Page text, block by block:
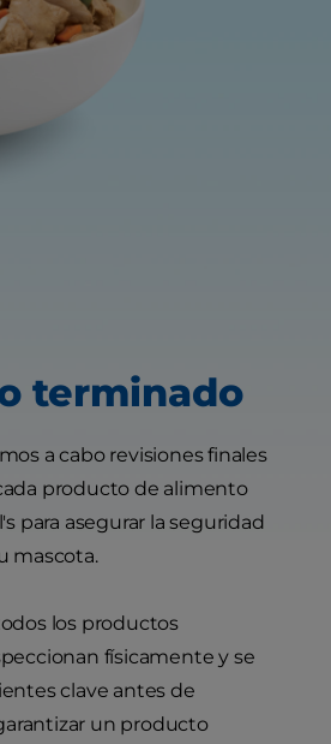
terminado
a cabo revisiones finales
producto de alimento
para asegurar la seguridad
mascota.
los productos
físicamente y se
clave antes de
un producto